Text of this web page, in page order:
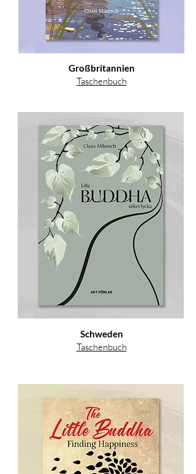
Großbritannien
Taschenbuch
Schweden
Taschenbuch